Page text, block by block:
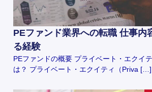
PEファンド業界への転職 仕事内
る経験
PEファンドの概要 プライベート・エクイ
は？ プライベート・エクイティ（Priva […]